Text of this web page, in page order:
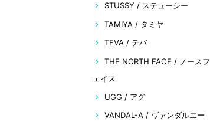
STUSSY / ステューシー
TAMIYA / タミヤ
TEVA / テバ
THE NORTH FACE / ノースフ
ェイス
UGG / アグ
VANDAL-A / ヴァンダルエー